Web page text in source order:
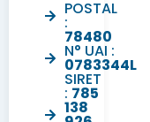
POSTAL
:
78480
N° UAI :
0783344L
SIRET
: 785
138